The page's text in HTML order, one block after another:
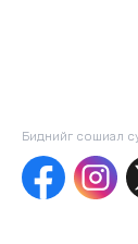
Биднийг сошиал